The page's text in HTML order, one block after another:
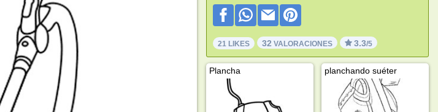
21 LIKES 32 VALORACIONES 3.3/5
Plancha planchando suéter